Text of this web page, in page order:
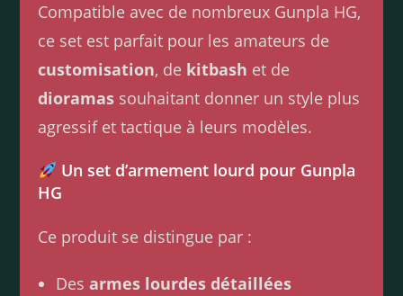
Compatible avec de nombreux Gunpla HG,
ce set est parfait pour les amateurs de
customisation, de kitbash et de
dioramas souhaitant donner un style plus
agressif et tactique à leurs modèles.
Un set d’armement lourd pour Gunpla
HG
Ce produit se distingue par :
Desarmes lourdes détaillées